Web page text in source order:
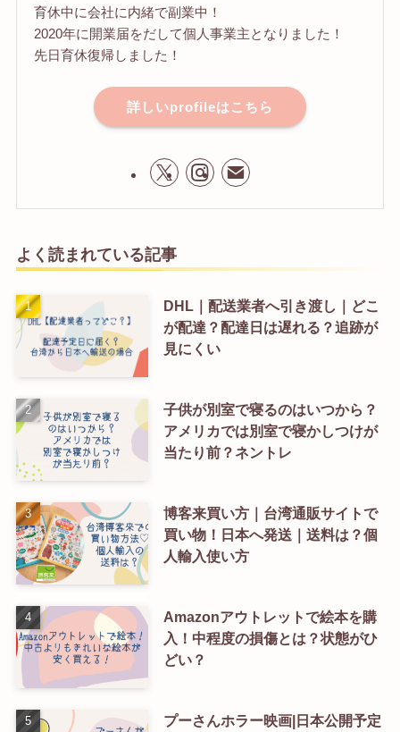
育休中に会社に内緒で副業中！
2020年に開業届をだして個人事業主となりました！
先日育休復帰しました！
詳しいprofileはこちら
よく読まれている記事
DHL｜配送業者へ引き渡し｜どこ
が配達？配達日は遅れる？追跡が
見にくい
子供が別室で寝るのはいつから？
アメリカでは別室で寝かしつけが
当たり前？ネントレ
博客来買い方｜台湾通販サイトで
買い物！日本へ発送｜送料は？個
人輸入使い方
Amazonアウトレットで絵本を購
入！中程度の損傷とは？状態がひ
どい？
プーさんホラー映画|日本公開予定